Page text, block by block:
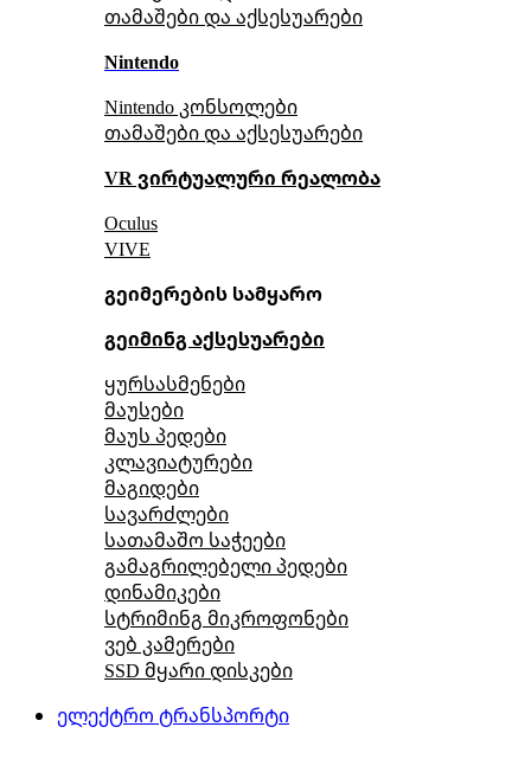
თამაშები და აქსესუარები
Nintendo
Nintendo კონსოლები
თამაშები და აქსესუარები
VR ვირტუალური რეალობა
Oculus
VIVE
გეიმერების სამყარო
გეიმინგ აქსესუარები
ყურსასმენები
მაუსები
მაუს პედები
კლავიატურები
მაგიდები
სავარძლები
სათამაშო საჭეები
გამაგრილებელი პედები
დინამიკები
სტრიმინგ მიკროფონები
ვებ კამერები
SSD მყარი დისკები
ელექტრო ტრანსპორტი